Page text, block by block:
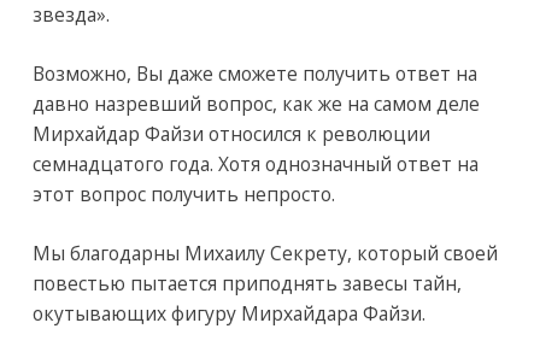
звезда».
Возможно, Вы даже сможете получить ответ на
давно назревший вопрос, как же на самом деле
Мирхайдар Файзи относился к революции
семнадцатого года. Хотя однозначный ответ на
этот вопрос получить непросто.
Мы благодарны Михаилу Секрету, который своей
повестью пытается приподнять завесы тайн,
окутывающих фигуру Мирхайдара Файзи.